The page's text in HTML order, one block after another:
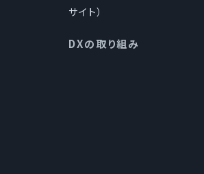
サイト）
DXの取り組み